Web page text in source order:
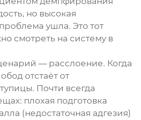
но высокая
ушла. Это тот
смотреть на систему в
— расслоение. Когда
отстаёт от
Почти всегда
плохая подготовка
(недостаточная адгезия)